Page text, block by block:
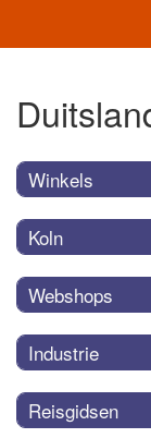
Winkels
Koln
Webshops
Industrie
Reisgidsen